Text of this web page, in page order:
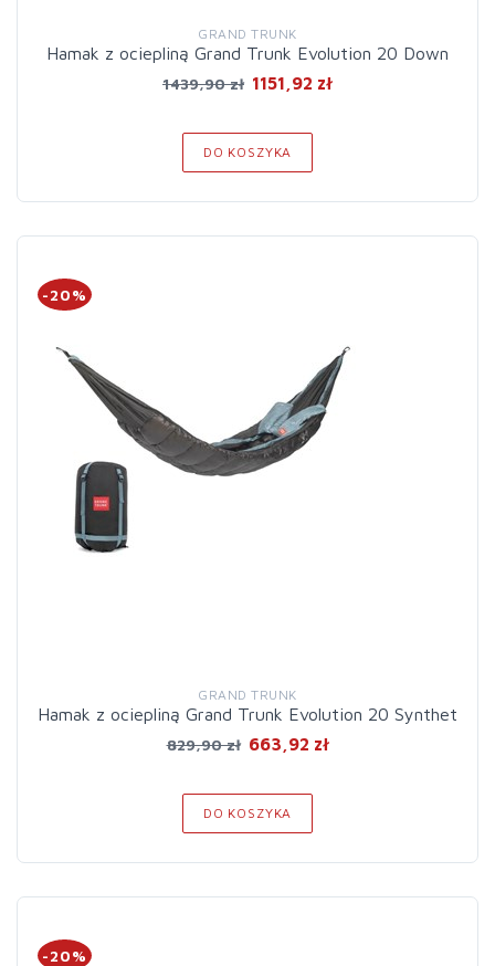
GRAND TRUNK
Hamak z ociepliną Grand Trunk Evolution 20 Down
1439,90 zł 1151,92 zł
DO KOSZYKA
-20%
GRAND TRUNK
Hamak z ociepliną Grand Trunk Evolution 20 Synthet
829,90 zł 663,92 zł
DO KOSZYKA
-20%